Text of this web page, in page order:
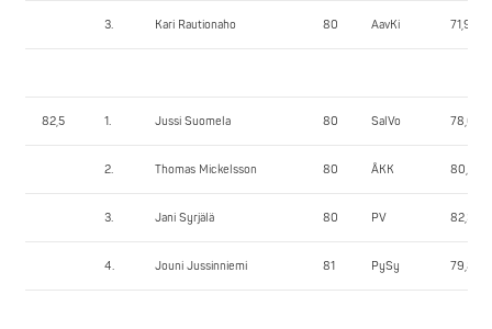
3. Kari Rautionaho 80 AavKi 71,90
82,5 1. Jussi Suomela 80 SalVo 78,65
2. Thomas Mickelsson 80 ÅKK 80,50
3. Jani Syrjälä 80 PV 82,30
4. Jouni Jussinniemi 81 PySy 79,80